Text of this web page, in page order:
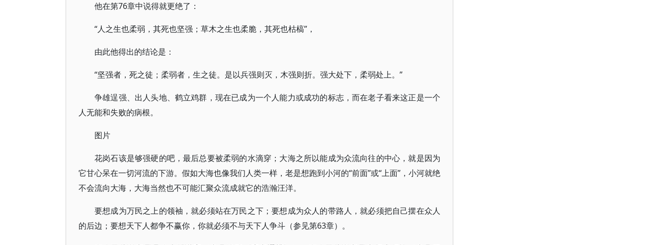
他在第76章中说得就更绝了：
“人之生也柔弱，其死也坚强；草木之生也柔脆，其死也枯槁”，
由此他得出的结论是：
“坚强者，死之徒；柔弱者，生之徒。是以兵强则灭，木强则折。强大处下，柔弱处上。”
争雄逞强、出人头地、鹤立鸡群，现在已成为一个人能力或成功的标志，而在老子看来这正是一个
人无能和失败的病根。
图片
花岗石该是够强硬的吧，最后总要被柔弱的水滴穿；大海之所以能成为众流向往的中心，就是因为
它甘心呆在一切河流的下游。假如大海也像我们人类一样，老是想跑到小河的“前面”或“上面”，小河就绝
不会流向大海，大海当然也不可能汇聚众流成就它的浩瀚汪洋。
要想成为万民之上的领袖，就必须站在万民之下；要想成为众人的带路人，就必须把自己摆在众人
的后边；要想天下人都争不赢你，你就必须不与天下人争斗（参见第63章）。